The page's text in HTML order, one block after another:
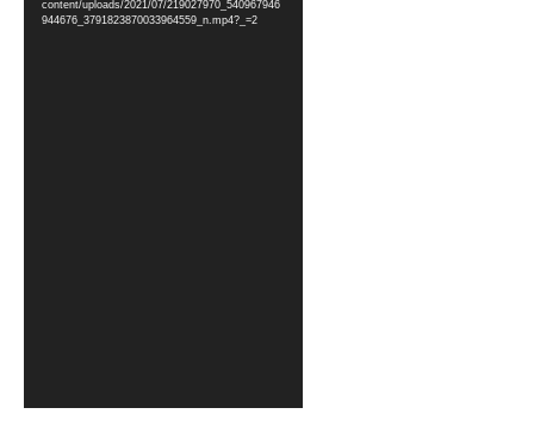
content/uploads/2021/07/219027970_540967946
944676_3791823870033964559_n.mp4?_=2